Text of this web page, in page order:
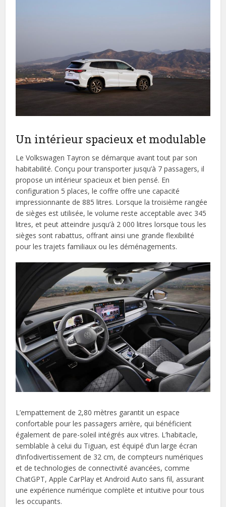
Un intérieur spacieux et modulable
Le Volkswagen Tayron se démarque avant tout par son
habitabilité. Conçu pour transporter jusqu’à 7 passagers, il
propose un intérieur spacieux et bien pensé. En
configuration 5 places, le coffre offre une capacité
impressionnante de 885 litres. Lorsque la troisième rangée
de sièges est utilisée, le volume reste acceptable avec 345
litres, et peut atteindre jusqu’à 2 000 litres lorsque tous les
sièges sont rabattus, offrant ainsi une grande flexibilité
pour les trajets familiaux ou les déménagements.
L’empattement de 2,80 mètres garantit un espace
confortable pour les passagers arrière, qui bénéficient
également de pare-soleil intégrés aux vitres. L’habitacle,
semblable à celui du Tiguan, est équipé d’un large écran
d’infodivertissement de 32 cm, de compteurs numériques
et de technologies de connectivité avancées, comme
ChatGPT, Apple CarPlay et Android Auto sans fil, assurant
une expérience numérique complète et intuitive pour tous
les occupants.